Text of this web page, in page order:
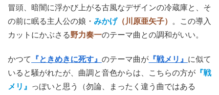
冒頭、暗闇に浮かび上がる古風なデザインの冷蔵庫と、そ
の前に眠る主人公の娘・ みかげ（川原亜矢子）
。この導入
カットにかぶさる野力奏一のテーマ曲との調和がいい。
かつて 『ときめきに死す』 のテーマ曲が 『戦メリ』 に似て
いると騒がれたが、曲調と音色からは、こちらの方が 『戦
メリ』
っぽいと思う（勿論、まったく違う曲ではある